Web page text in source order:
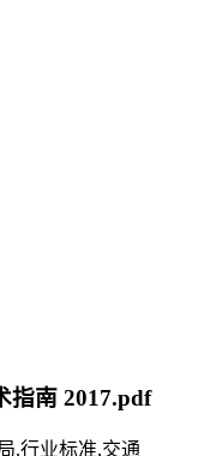
指南 2017.pdf